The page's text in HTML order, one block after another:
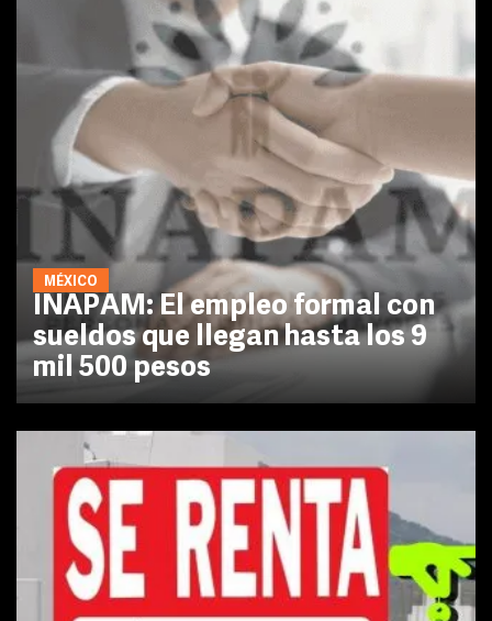
MÉXICO
INAPAM: El empleo formal con
sueldos que llegan hasta los 9
mil 500 pesos